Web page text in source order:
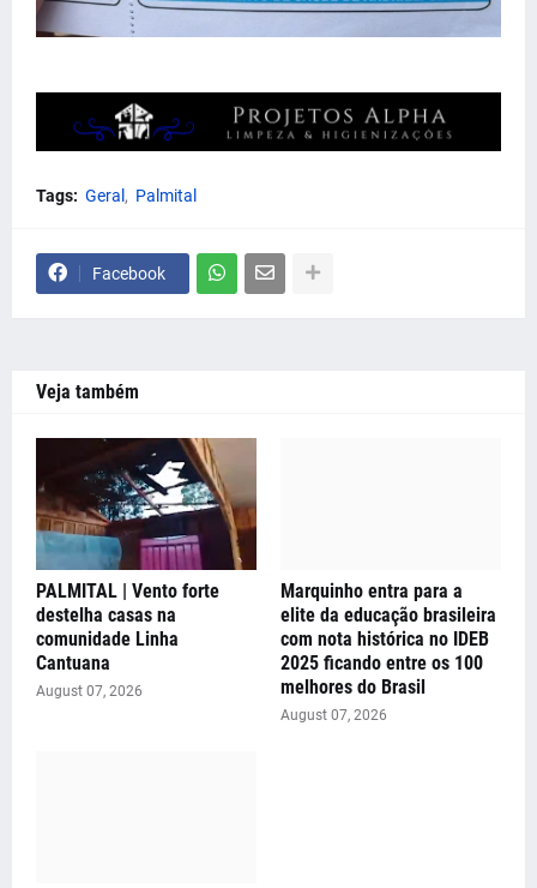
Tags: Geral Palmital
Facebook
Veja também
PALMITAL | Vento forte
destelha casas na
comunidade Linha
Cantuana
August 07, 2026
Marquinho entra para a
elite da educação brasileira
com nota histórica no IDEB
2025 ficando entre os 100
melhores do Brasil
August 07, 2026